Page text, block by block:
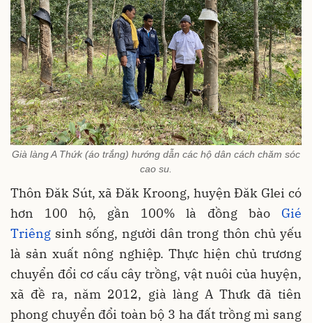
Già làng A Thứk (áo trắng) hướng dẫn các hộ dân cách chăm sóc
cao su.
Thôn Đăk Sút, xã Đăk Kroong, huyện Đăk Glei có
hơn 100 hộ, gần 100% là đồng bào Gié
Triêng sinh sống, người dân trong thôn chủ yếu
là sản xuất nông nghiệp. Thực hiện chủ trương
chuyển đổi cơ cấu cây trồng, vật nuôi của huyện,
xã đề ra, năm 2012, già làng A Thưk đã tiên
phong chuyển đổi toàn bộ 3 ha đất trồng mì sang